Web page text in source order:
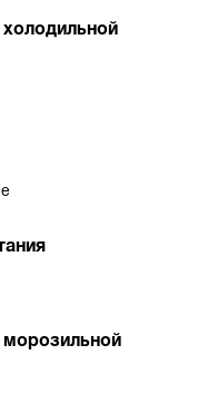
морозильной